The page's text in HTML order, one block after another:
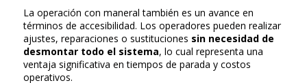
La operación con maneral también es un avance en
términos de accesibilidad. Los operadores pueden realizar
ajustes, reparaciones o sustituciones sin necesidad de
desmontar todo el sistema, lo cual representa una
ventaja significativa en tiempos de parada y costos
operativos.